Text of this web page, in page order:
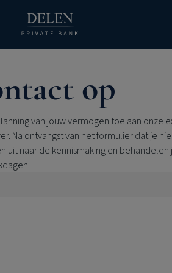
op
van jouw vermogen toe aan onze
Na ontvangst van het formulier dat je
uit naar de kennismaking en behandelen